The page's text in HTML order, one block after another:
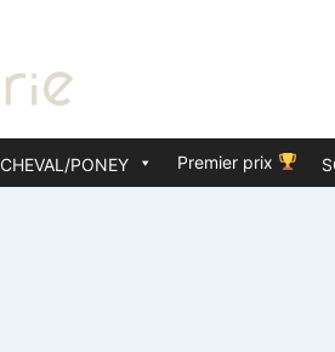
CHEVAL/PONEY Premier prix